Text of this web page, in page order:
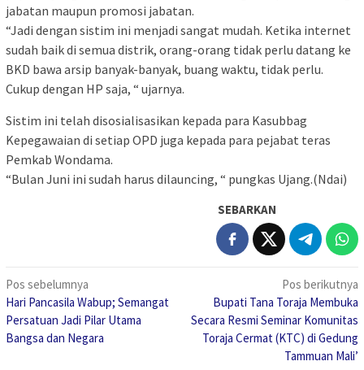
jabatan maupun promosi jabatan.
“Jadi dengan sistim ini menjadi sangat mudah. Ketika internet
sudah baik di semua distrik, orang-orang tidak perlu datang ke
BKD bawa arsip banyak-banyak, buang waktu, tidak perlu.
Cukup dengan HP saja, “ ujarnya.
Sistim ini telah disosialisasikan kepada para Kasubbag
Kepegawaian di setiap OPD juga kepada para pejabat teras
Pemkab Wondama.
“Bulan Juni ini sudah harus dilauncing, “ pungkas Ujang.(Ndai)
SEBARKAN
Navigasi
pos
Pos sebelumnya
Hari Pancasila Wabup; Semangat
Persatuan Jadi Pilar Utama
Bangsa dan Negara
Pos berikutnya
Bupati Tana Toraja Membuka
Secara Resmi Seminar Komunitas
Toraja Cermat (KTC) di Gedung
Tammuan Mali’